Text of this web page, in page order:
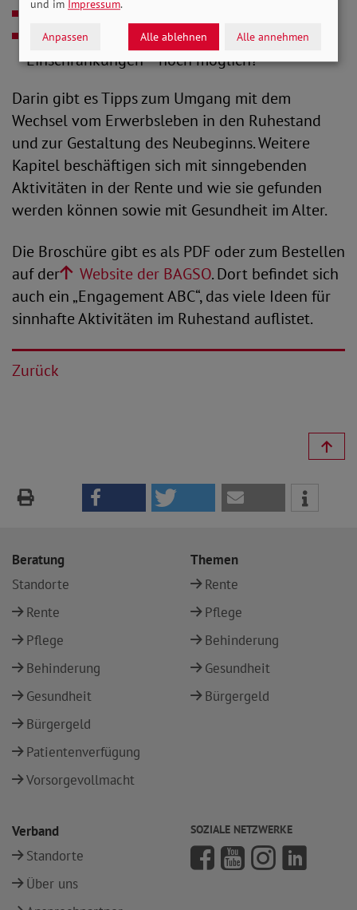
Was wollte ich immer schon machen?
Was ist davon heute - trotz möglicher
Einschränkungen – noch möglich?
Darin gibt es Tipps zum Umgang mit dem
Wechsel vom Erwerbsleben in den Ruhestand
und zur Gestaltung des Neubeginns. Weitere
Kapitel beschäftigen sich mit sinngebenden
Aktivitäten in der Rente und wie sie gefunden
werden können sowie mit Gesundheit im Alter.
Die Broschüre gibt es als PDF oder zum Bestellen
auf der
Website der BAGSO. Dort befindet sich
auch ein „Engagement ABC“, das viele Ideen für
sinnhafte Aktivitäten im Ruhestand auflistet.
Zurück
Beratung
Standorte
Rente
Pflege
Behinderung
Gesundheit
Bürgergeld
Patientenverfügung
Vorsorgevollmacht
Themen
Rente
Pflege
Behinderung
Gesundheit
Bürgergeld
Verband
Standorte
Über uns
SOZIALE NETZWERKE
und im Impressum.
Anpassen Alle ablehnen Alle annehmen